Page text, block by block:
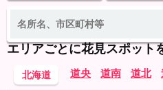
エリアごとに花見スポット
北海道 道央 道南 道北